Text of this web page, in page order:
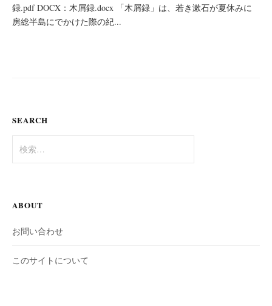
録.pdf DOCX：木屑録.docx 「木屑録」は、若き漱石が夏休みに
房総半島にでかけた際の紀...
SEARCH
索:
ABOUT
お問い合わせ
このサイトについて